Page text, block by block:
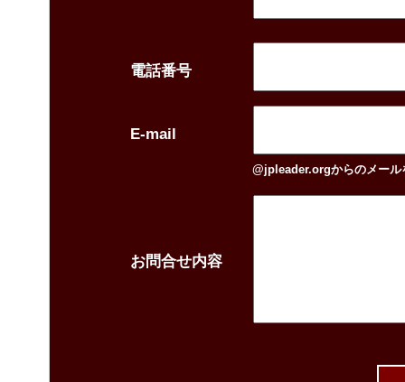
電話番号
E-mail
@jpleader.orgからのメール
お問合せ内容